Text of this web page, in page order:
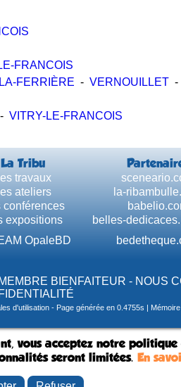
FRANCOIS
FERRIÈRE - VERNOUILLET
- VITRY-LE-FRANCOIS
La Tribu
Les travaux
ateliers
la-
conférences
expositions
belles-
OpaleBD
BIENFAITEUR - NOUS
d'utilisation - Page générée en 0.4755s |
vous acceptez notre
seront limitées. En